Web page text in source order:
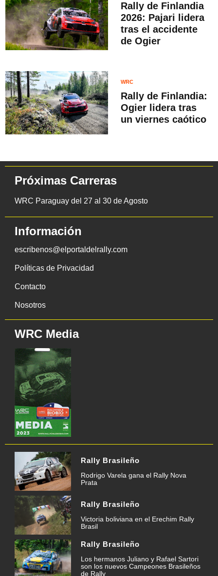
Rally de Finlandia
2026: Pajari lidera
tras el accidente
de Ogier
WRC
Rally de Finlandia:
Ogier lidera tras
un viernes caótico
Rally Brasileño
Rodrigo Varela gana el Rally Nova
Prata
Rally Brasileño
Victoria boliviana en el Erechim Rally
Brasil
Rally Brasileño
Los hermanos Juliano y Rafael Sartori
son los nuevos Campeones Brasileños
de Rally
Próximas Carreras
WRC Paraguay del 27 al 30 de Agosto
Información
escribenos@elportaldelrally.com
Políticas de Privacidad
Contacto
Nosotros
WRC Media